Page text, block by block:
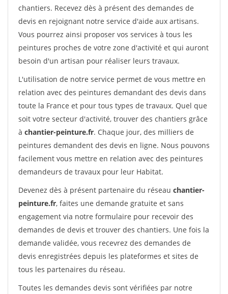
chantiers. Recevez dès à présent des demandes de
devis en rejoignant notre service d'aide aux artisans.
Vous pourrez ainsi proposer vos services à tous les
peintures proches de votre zone d'activité et qui auront
besoin d'un artisan pour réaliser leurs travaux.
L'utilisation de notre service permet de vous mettre en
relation avec des peintures demandant des devis dans
toute la France et pour tous types de travaux. Quel que
soit votre secteur d'activité, trouver des chantiers grâce
à chantier-peinture.fr. Chaque jour, des milliers de
peintures demandent des devis en ligne. Nous pouvons
facilement vous mettre en relation avec des peintures
demandeurs de travaux pour leur Habitat.
Devenez dès à présent partenaire du réseau chantier-
peinture.fr, faites une demande gratuite et sans
engagement via notre formulaire pour recevoir des
demandes de devis et trouver des chantiers. Une fois la
demande validée, vous recevrez des demandes de
devis enregistrées depuis les plateformes et sites de
tous les partenaires du réseau.
Toutes les demandes devis sont vérifiées par notre